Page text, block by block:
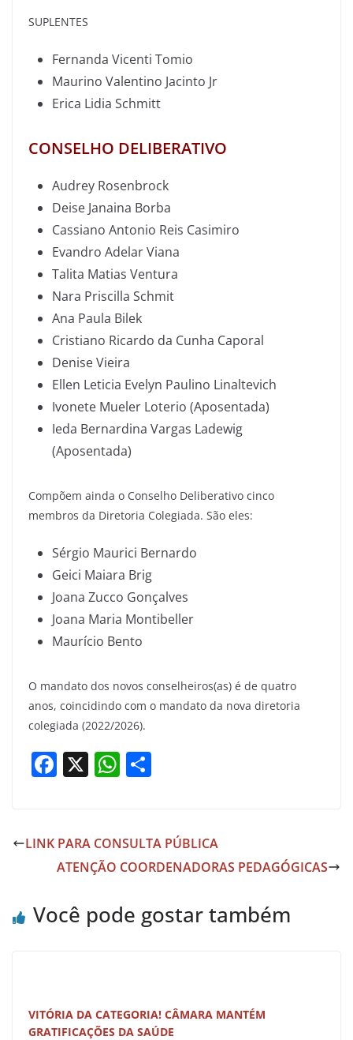
SUPLENTES
Fernanda Vicenti Tomio
Maurino Valentino Jacinto Jr
Erica Lidia Schmitt
CONSELHO DELIBERATIVO
Audrey Rosenbrock
Deise Janaina Borba
Cassiano Antonio Reis Casimiro
Evandro Adelar Viana
Talita Matias Ventura
Nara Priscilla Schmit
Ana Paula Bilek
Cristiano Ricardo da Cunha Caporal
Denise Vieira
Ellen Leticia Evelyn Paulino Linaltevich
Ivonete Mueler Loterio (Aposentada)
Ieda Bernardina Vargas Ladewig
(Aposentada)
Compõem ainda o Conselho Deliberativo cinco
membros da Diretoria Colegiada. São eles:
Sérgio Maurici Bernardo
Geici Maiara Brig
Joana Zucco Gonçalves
Joana Maria Montibeller
Maurício Bento
O mandato dos novos conselheiros(as) é de quatro
anos, coincidindo com o mandato da nova diretoria
colegiada (2022/2026).
F
e
b
o
X W
s
A
p
e
LINK PARA CONSULTA PÚBLICA
ATENÇÃO COORDENADORAS PEDAGÓGICAS
Você pode gostar também
VITÓRIA DA CATEGORIA! CÂMARA MANTÉM
GRATIFICAÇÕES DA SAÚDE